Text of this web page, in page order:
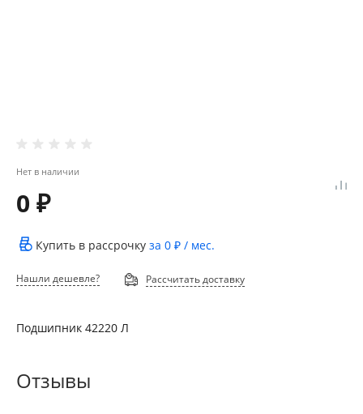
Нет в наличии
0 ₽
Купить в рассрочку за 0 ₽ / мес.
Нашли дешевле? Рассчитать доставку
Подшипник 42220 Л
Отзывы